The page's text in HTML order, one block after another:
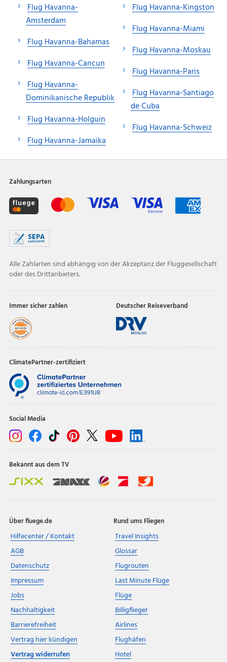
Flug Havanna-
Amsterdam
Flug Havanna-Bahamas
Flug Havanna-Cancun
Flug Havanna-
Dominikanische Republik
Flug Havanna-Holguin
Flug Havanna-Jamaika
Flug Havanna-Kingston
Flug Havanna-Miami
Flug Havanna-Moskau
Flug Havanna-Paris
Flug Havanna-Santiago
de Cuba
Flug Havanna-Schweiz